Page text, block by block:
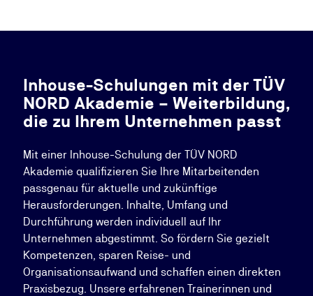
Inhouse-Schulungen mit der TÜV
NORD Akademie – Weiterbildung,
die zu Ihrem Unternehmen passt
Mit einer Inhouse-Schulung der TÜV NORD
Akademie qualifizieren Sie Ihre Mitarbeitenden
passgenau für aktuelle und zukünftige
Herausforderungen. Inhalte, Umfang und
Durchführung werden individuell auf Ihr
Unternehmen abgestimmt. So fördern Sie gezielt
Kompetenzen, sparen Reise- und
Organisationsaufwand und schaffen einen direkten
Praxisbezug. Unsere erfahrenen Trainerinnen und